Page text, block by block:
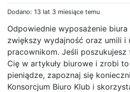
Dodano: 13 lat 3 miesiące temu
Odpowiednie wyposażenie
zwiększy wydajność oraz umili i
pracownikom. Jeśli
Cię w artykuły biurowe i zrobi
pieniądze, zapoznaj się
Konsorcjum Biuro Klub i